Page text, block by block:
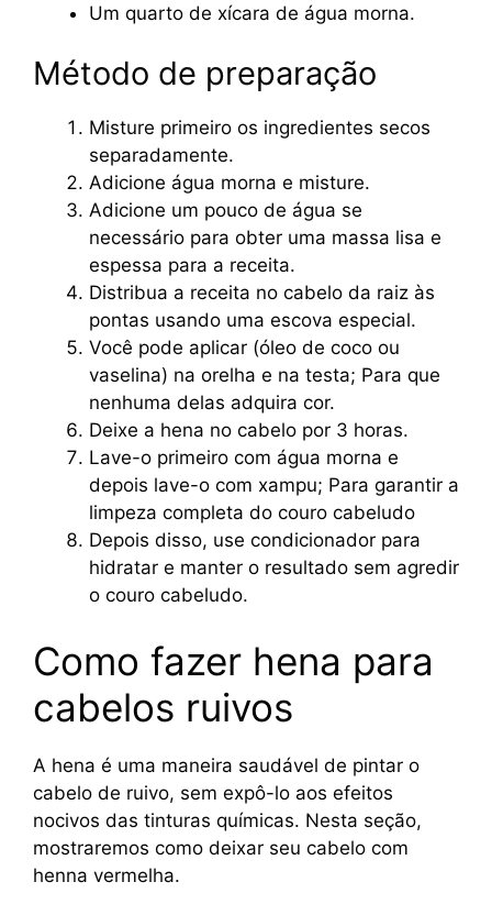
Um quarto de xícara de água morna.
Método de preparação
Misture primeiro os ingredientes secos
separadamente.
Adicione água morna e misture.
Adicione um pouco de água se
necessário para obter uma massa lisa e
espessa para a receita.
Distribua a receita no cabelo da raiz às
pontas usando uma escova especial.
Você pode aplicar (óleo de coco ou
vaselina) na orelha e na testa; Para que
nenhuma delas adquira cor.
Deixe a hena no cabelo por 3 horas.
Lave-o primeiro com água morna e
depois lave-o com xampu; Para garantir a
limpeza completa do couro cabeludo
Depois disso, use condicionador para
hidratar e manter o resultado sem agredir
o couro cabeludo.
Como fazer hena para
cabelos ruivos
A hena é uma maneira saudável de pintar o
cabelo de ruivo, sem expô-lo aos efeitos
nocivos das tinturas químicas. Nesta seção,
mostraremos como deixar seu cabelo com
henna vermelha.